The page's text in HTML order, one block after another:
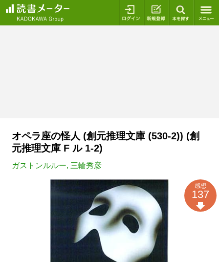
ログイン 新規登録
オペラ座の怪人 (創元推理文庫 (530‐2)) (創
元推理文庫 F ル 1-2)
ガストンルルー, 三輪秀彦
感想
137